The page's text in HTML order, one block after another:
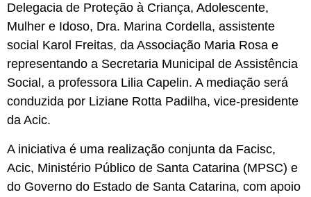
Delegacia de Proteção à Criança, Adolescente,
Mulher e Idoso, Dra. Marina Cordella, assistente
social Karol Freitas, da Associação Maria Rosa e
representando a Secretaria Municipal de Assistência
Social, a professora Lilia Capelin. A mediação será
conduzida por Liziane Rotta Padilha, vice-presidente
da Acic.
A iniciativa é uma realização conjunta da Facisc,
Acic, Ministério Público de Santa Catarina (MPSC) e
do Governo do Estado de Santa Catarina, com apoio